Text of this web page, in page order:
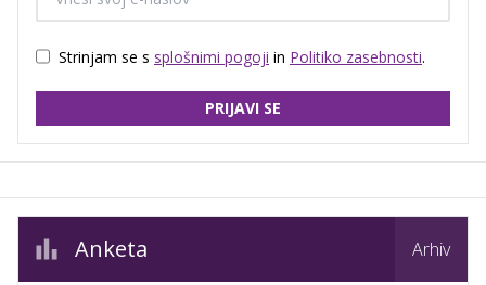
Strinjam se s splošnimi pogoji in Politiko zasebnosti.
PRIJAVI SE
Anketa Arhiv